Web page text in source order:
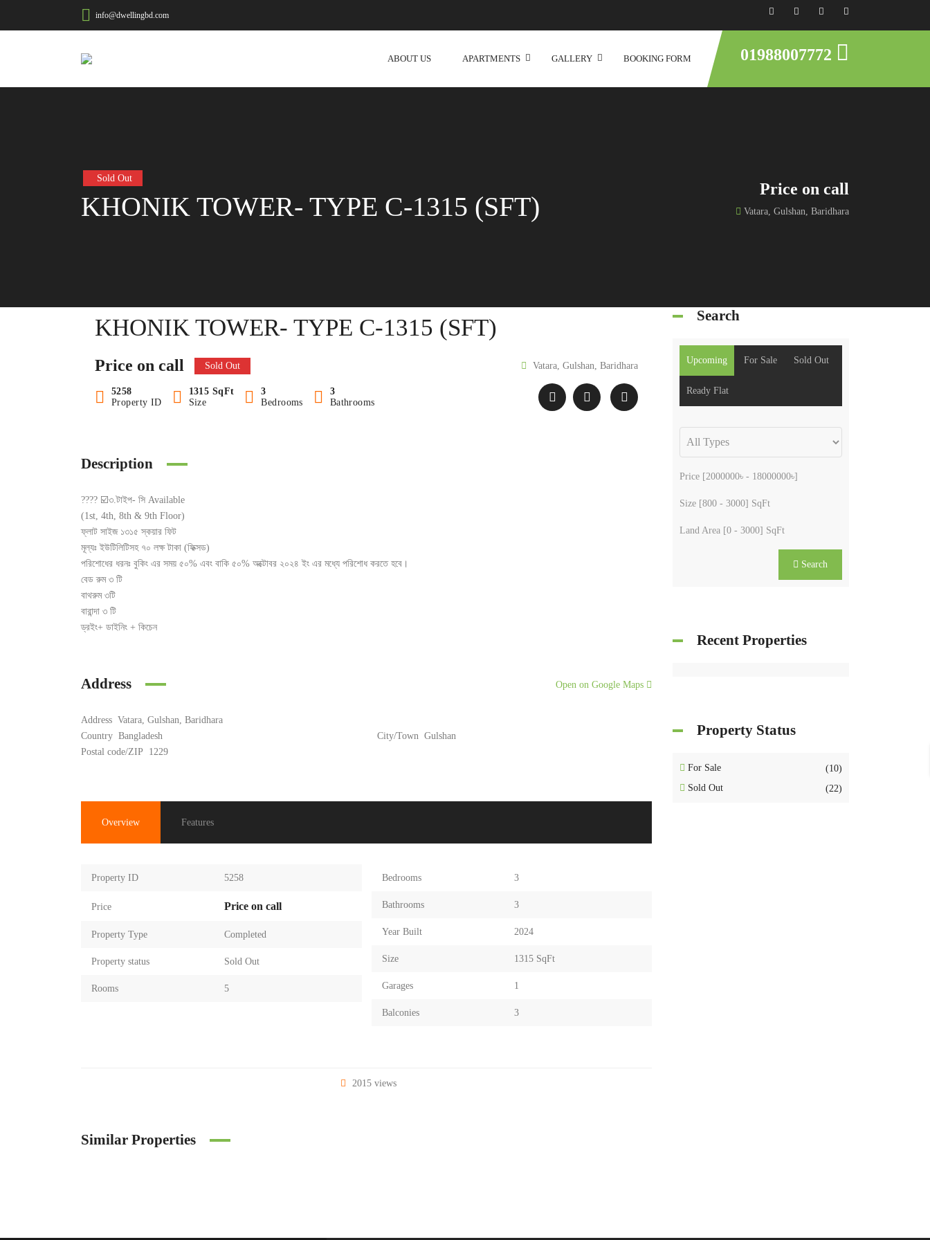
info@dwellingbd.com
ABOUT US APARTMENTS GALLERY BOOKING FORM 01988007772
Sold Out
KHONIK TOWER- TYPE C-1315 (SFT)
Price on call
Vatara, Gulshan, Baridhara
KHONIK TOWER- TYPE C-1315 (SFT)
Price on call Sold Out Vatara, Gulshan, Baridhara
5258
Property ID
1315 SqFt
Size
3
Bedrooms
3
Bathrooms
Description
???? ☑️৩.টাইপ- সি Available
(1st, 4th, 8th & 9th Floor)
ফ্লাট সাইজ ১৩১৫ স্কয়ার ফিট
মূল্যঃ ইউটিলিটিসহ ৭০ লক্ষ টাকা (ফিক্সড)
পরিশোধের ধরনঃ বুকিং এর সময় ৫০% এবং বাকি ৫০% অক্টোবর ২০২৪ ইং এর মধ্যে পরিশোধ করতে হবে।
বেড রুম ৩ টি
বাথরুম ৩টি
বারান্দা ৩ টি
ড্রইং+ ডাইনিং + কিচেন
Address
Address Vatara, Gulshan, Baridhara
Country Bangladesh City/Town Gulshan
Postal code/ZIP
1229
Open on Google Maps
Overview Features
Property ID 5258
Price Price on call
Property Type Completed
Property status Sold Out
Rooms 5
Bedrooms 3
Bathrooms 3
Year Built 2024
Size 1315 SqFt
Garages 1
Balconies 3
2015 views
Similar Properties
Search
Upcoming For Sale Sold Out
Ready Flat
Price [2000000৳ - 18000000৳]
Size [800 - 3000] SqFt
Land Area [0 - 3000] SqFt
Search
Recent Properties
Property Status
For Sale
(10)
Sold Out
(22)